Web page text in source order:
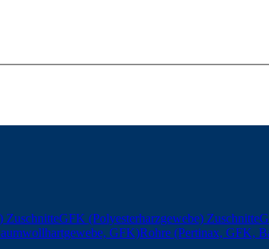
ZuschnitteGFK (Polyesterharzgewebe) Zuschnitte
GFK)Rohre (Pertinax, GFK,